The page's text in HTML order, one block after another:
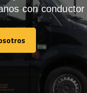
con conductor